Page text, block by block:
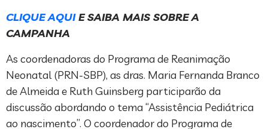
CLIQUE AQUIE SAIBA MAIS SOBRE A
CAMPANHA
As coordenadoras do Programa de Reanimação
Neonatal (PRN-SBP), as dras. Maria Fernanda Branco
de Almeida e Ruth Guinsberg participarão da
discussão abordando o tema “Assistência Pediátrica
ao nascimento”. O coordenador do Programa de